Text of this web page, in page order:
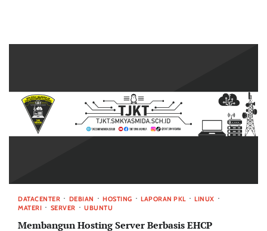
DATACENTER DEBIAN HOSTING LAPORAN PKL
LINUX
MATERI
SERVER UBUNTU
Membangun Hosting Server Berbasis EHCP